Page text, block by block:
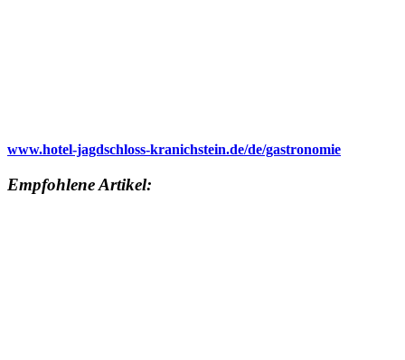
www.hotel-jagdschloss-kranichstein.de/de/gastronomie
Empfohlene Artikel: